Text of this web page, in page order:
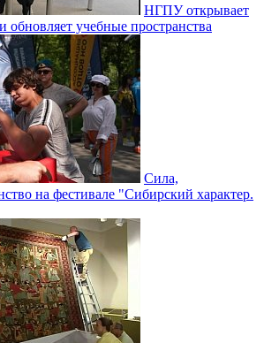
НГПУ открывает
учебные пространства
Сила,
на фестивале "Сибирский характер.